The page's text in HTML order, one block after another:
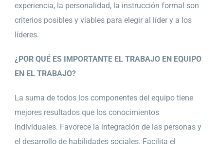
experiencia, la personalidad, la instrucción formal son
criterios posibles y viables para elegir al líder y a los
líderes.
¿POR QUÉ ES IMPORTANTE EL TRABAJO EN EQUIPO
EN EL TRABAJO?
La suma de todos los componentes del equipo tiene
mejores resultados que los conocimientos
individuales. Favorece la integración de las personas y
el desarrollo de habilidades sociales. Facilita el